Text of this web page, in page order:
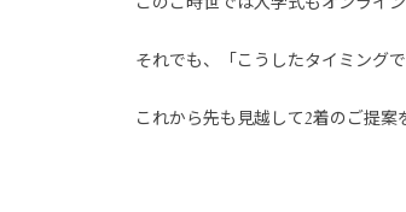
それでも、「こうしたタイミング
これから先も見越して2着のご提案